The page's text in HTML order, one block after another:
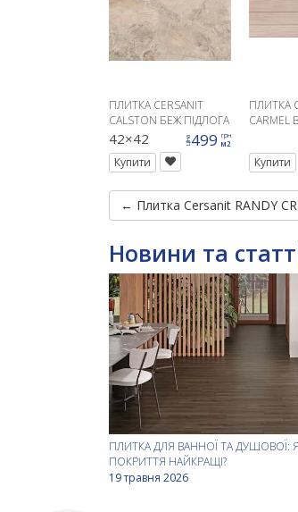
ПЛИТКА CERSANIT
CALSTON БЕЖ ПІДЛОГА
42×42 ціна499 грн
м2
Купити
ПЛИТКА
CARMEL
Купити
← Плитка Cersanit RANDY
Новини та
ПЛИТКА ДЛЯ ВАННОЇ ТА ДУШОВОЇ:
ПОКРИТТЯ НАЙКРАЩІ?
19 травня 2026